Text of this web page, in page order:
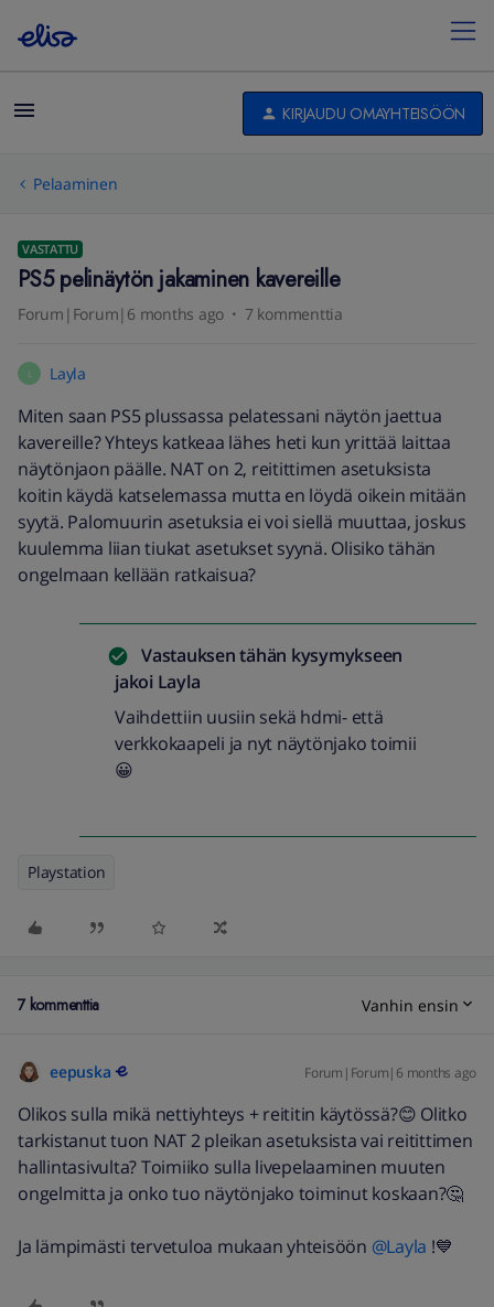
KIRJAUDU OMAYHTEISÖÖN
Pelaaminen
VASTATTU
PS5 pelinäytön jakaminen kavereille
Forum|Forum|6 months ago 7 kommenttia
L Layla
Miten saan PS5 plussassa pelatessani näytön jaettua
kavereille? Yhteys katkeaa lähes heti kun yrittää laittaa
näytönjaon päälle. NAT on 2, reitittimen asetuksista
koitin käydä katselemassa mutta en löydä oikein mitään
syytä. Palomuurin asetuksia ei voi siellä muuttaa, joskus
kuulemma liian tiukat asetukset syynä. Olisiko tähän
ongelmaan kellään ratkaisua?
Vastauksen tähän kysymykseen
jakoi Layla
Vaihdettiin uusiin sekä hdmi- että
verkkokaapeli ja nyt näytönjako toimii
😀
Playstation
7 kommenttia Vanhin ensin
eepuska Forum|Forum|6 months ago
Olikos sulla mikä nettiyhteys + reititin käytössä?😊 Olitko
tarkistanut tuon NAT 2 pleikan asetuksista vai reitittimen
hallintasivulta? Toimiiko sulla livepelaaminen muuten
ongelmitta ja onko tuo näytönjako toiminut koskaan?🤔
Ja lämpimästi tervetuloa mukaan yhteisöön ​ @Layla !💙